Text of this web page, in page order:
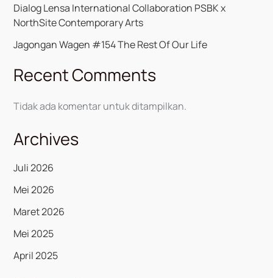
Dialog Lensa International Collaboration PSBK x
NorthSite Contemporary Arts
Jagongan Wagen #154 The Rest Of Our Life
Recent Comments
Tidak ada komentar untuk ditampilkan.
Archives
Juli 2026
Mei 2026
Maret 2026
Mei 2025
April 2025